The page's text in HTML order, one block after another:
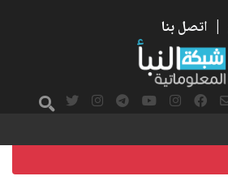
| اتصل بنا